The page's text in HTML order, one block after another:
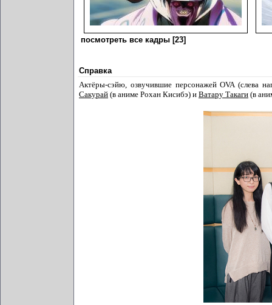
посмотреть все кадры [23]
Справка
Актёры-сэйю, озвучившие персонажей OVA (слева
Сакурай (в аниме Рохан Кисибэ) и Ватару Такаги (в